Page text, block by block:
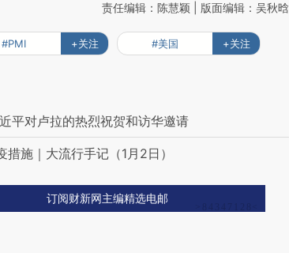
责任编辑：陈慧颖 | 版面编辑：吴秋晗
#PMI +关注 #美国 +关注
平对卢拉的热烈祝贺和访华邀请
施｜大流行手记（1月2日）
订阅财新网主编精选电邮